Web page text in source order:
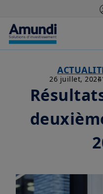
Aller au contenu
26 juillet, 2024